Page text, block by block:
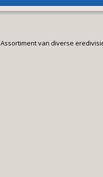
Assortiment van diverse